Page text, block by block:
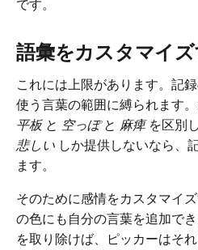
です。
語彙をカスタマイ
これには上限があります。記
使う言葉の範囲に縛られます
平板と 空っぽと 麻痺を区別
悲しい しか提供しないなら、
ます。
そのために感情をカスタマイ
の色にも自分の言葉を追加で
を取り除けば、ピッカーはそ